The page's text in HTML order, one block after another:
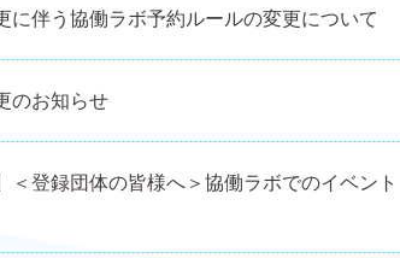
に伴う協働ラボ予約ルールの変更について
のお知らせ
＜登録団体の皆様へ＞協働ラボでのイベン